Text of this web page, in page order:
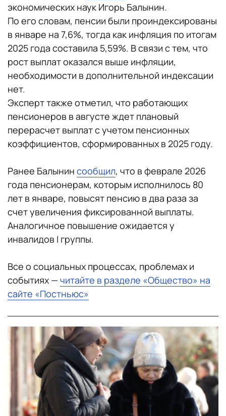
экономических наук Игорь Балынин.
По его словам, пенсии были проиндексированы
в январе на 7,6%, тогда как инфляция по итогам
2025 года составила 5,59%. В связи с тем, что
рост выплат оказался выше инфляции,
необходимости в дополнительной индексации
нет.
Эксперт также отметил, что работающих
пенсионеров в августе ждет плановый
перерасчет выплат с учетом пенсионных
коэффициентов, сформированных в 2025 году.
Ранее Балынин сообщил, что в феврале 2026
года пенсионерам, которым исполнилось 80
лет в январе, повысят пенсию в два раза за
счет увеличения фиксированной выплаты.
Аналогичное повышение ожидается у
инвалидов I группы.
Все о социальных процессах, проблемах и
событиях — читайте в разделе «Общество» на
сайте «Постньюс»